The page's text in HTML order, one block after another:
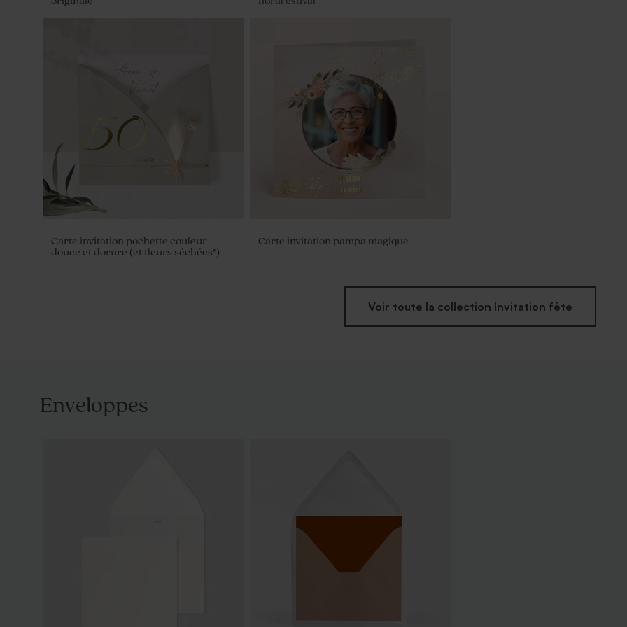
Carte invitation pochette couleur
douce et dorure (et fleurs séchées*)
Carte invitation pampa magique
Voir toute la collection Invitation fête
Enveloppes